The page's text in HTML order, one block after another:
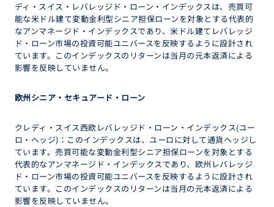
ディ・スイス・レバレッジド・ローン・インデックスは、売買可
能な米ドル建て変動金利型シニア担保ローンを対象とする代表的
なアンマネージド・インデックスであり、米ドル建てレバレッジ
ド・ローン市場の投資可能ユニバースを反映するように設計され
ています。このインデックスのリターンは当月の元本返済による
影響を反映していません。
欧州シニア・セキュアード・ローン
クレディ・スイス西欧レバレッジド・ローン・インデックス(ユー
ロ・ヘッジ)：このインデックスは、ユーロに対して通貨ヘッジし
ています。売買可能な変動金利型シニア担保ローンを対象とする
代表的なアンマネージド・インデックスであり、欧州レバレッジ
ド・ローン市場の投資可能ユニバースを反映するように設計され
ています。このインデックスのリターンは当月の元本返済による
影響を反映していません。